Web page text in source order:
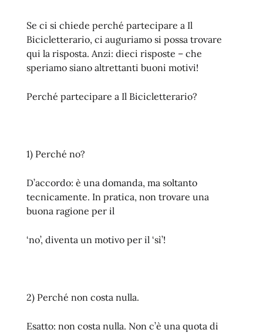
Se ci si chiede perché partecipare a Il
Bicicletterario, ci auguriamo si possa trovare
qui la risposta. Anzi: dieci risposte – che
speriamo siano altrettanti buoni motivi!
Perché partecipare a Il Bicicletterario?
1) Perché no?
D’accordo: è una domanda, ma soltanto
tecnicamente. In pratica, non trovare una
buona ragione per il
‘no’, diventa un motivo per il ‘sì’!
2) Perché non costa nulla.
Esatto: non costa nulla. Non c’è una quota di